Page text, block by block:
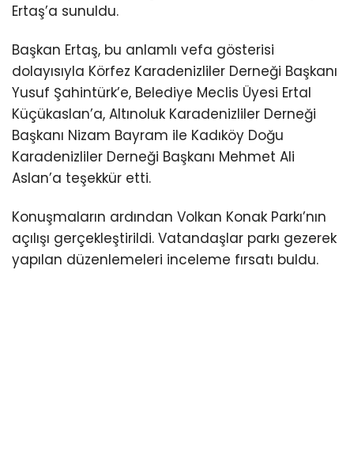
Ertaş’a sunuldu.
Başkan Ertaş, bu anlamlı vefa gösterisi
dolayısıyla Körfez Karadenizliler Derneği Başkanı
Yusuf Şahintürk’e, Belediye Meclis Üyesi Ertal
Küçükaslan’a, Altınoluk Karadenizliler Derneği
Başkanı Nizam Bayram ile Kadıköy Doğu
Karadenizliler Derneği Başkanı Mehmet Ali
Aslan’a teşekkür etti.
Konuşmaların ardından Volkan Konak Parkı’nın
açılışı gerçekleştirildi. Vatandaşlar parkı gezerek
yapılan düzenlemeleri inceleme fırsatı buldu.